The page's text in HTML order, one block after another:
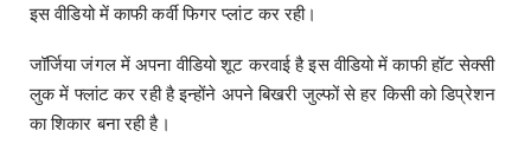
इस वीडियो में काफी कर्वी फिगर प्लांट कर रही।
जॉर्जिया जंगल में अपना वीडियो शूट करवाई है इस वीडियो में काफी हॉट सेक्सी
लुक में फ्लांट कर रही है इन्होंने अपने बिखरी जुल्फों से हर किसी को डिप्रेशन
का शिकार बना रही है।